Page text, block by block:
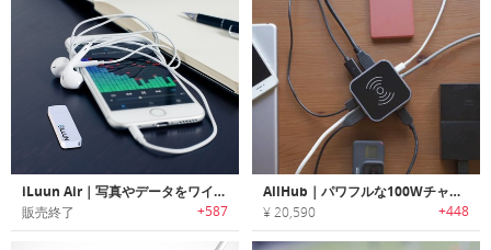
iLuun Air｜写真やデータをワイヤレスで保存可能なフラッシュドライブ「アイルーンエアー」
販売終了 +587
AllHub｜パワフルな100Wチャージが行えるUSB-Cドッキングステーション「オールハブ」
¥ 20,590 +448